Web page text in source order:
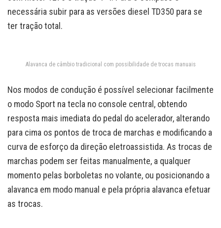
necessária subir para as versões diesel TD350 para se
ter tração total.
Alavanca de câmbio tradicional com possibilidade de trocas manuais
Nos modos de condução é possível selecionar facilmente
o modo Sport na tecla no console central, obtendo
resposta mais imediata do pedal do acelerador, alterando
para cima os pontos de troca de marchas e modificando a
curva de esforço da direção eletroassistida. As trocas de
marchas podem ser feitas manualmente, a qualquer
momento pelas borboletas no volante, ou posicionando a
alavanca em modo manual e pela própria alavanca efetuar
as trocas.